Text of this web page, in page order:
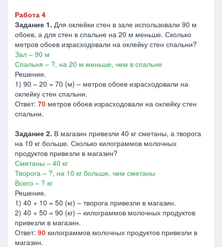
Работа 4
Задание 1. Для оклейки стен в зале использовали 90 м
обоев, а для стен в спальне на 20 м меньше. Сколько
метров обоев израсходовали на оклейку стен спальни?
Зал – 90 м
Спальня – ?, на 20 м меньше, чем в спальне
Решение.
1) 90 – 20 = 70 (м) – метров обоев израсходовали на
оклейку стен спальни.
Ответ: 70 метров обоев израсходовали на оклейку стен
спальни.
Задание 2. В магазин привезли 40 кг сметаны, а творога
на 10 кг больше. Сколько килограммов молочных
продуктов привезли в магазин?
Сметаны – 40 кг
Творога – ?, на 10 кг больше, чем сметаны
Всего – ? кг
Решение.
1) 40 + 10 = 50 (кг) – творога привезли в магазин.
2) 40 + 50 = 90 (кг) – килограммов молочных продуктов
привезли в магазин.
Ответ: 90 килограммов молочных продуктов привезли в
магазин.